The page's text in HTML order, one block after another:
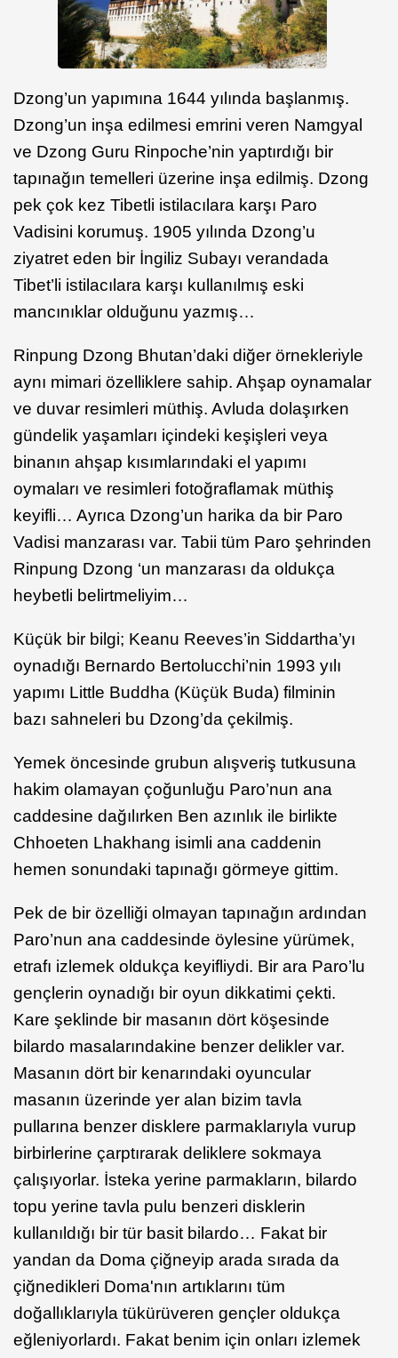
Dzong’un yapımına 1644 yılında başlanmış.
Dzong’un inşa edilmesi emrini veren Namgyal
ve Dzong Guru Rinpoche’nin yaptırdığı bir
tapınağın temelleri üzerine inşa edilmiş. Dzong
pek çok kez Tibetli istilacılara karşı Paro
Vadisini korumuş. 1905 yılında Dzong’u
ziyatret eden bir İngiliz Subayı verandada
Tibet’li istilacılara karşı kullanılmış eski
mancınıklar olduğunu yazmış…
Rinpung Dzong Bhutan’daki diğer örnekleriyle
aynı mimari özelliklere sahip. Ahşap oynamalar
ve duvar resimleri müthiş. Avluda dolaşırken
gündelik yaşamları içindeki keşişleri veya
binanın ahşap kısımlarındaki el yapımı
oymaları ve resimleri fotoğraflamak müthiş
keyifli… Ayrıca Dzong’un harika da bir Paro
Vadisi manzarası var. Tabii tüm Paro şehrinden
Rinpung Dzong ‘un manzarası da oldukça
heybetli belirtmeliyim…
Küçük bir bilgi; Keanu Reeves’in Siddartha’yı
oynadığı Bernardo Bertolucchi’nin 1993 yılı
yapımı Little Buddha (Küçük Buda) filminin
bazı sahneleri bu Dzong’da çekilmiş.
Yemek öncesinde grubun alışveriş tutkusuna
hakim olamayan çoğunluğu Paro’nun ana
caddesine dağılırken Ben azınlık ile birlikte
Chhoeten Lhakhang isimli ana caddenin
hemen sonundaki tapınağı görmeye gittim.
Pek de bir özelliği olmayan tapınağın ardından
Paro’nun ana caddesinde öylesine yürümek,
etrafı izlemek oldukça keyifliydi. Bir ara Paro’lu
gençlerin oynadığı bir oyun dikkatimi çekti.
Kare şeklinde bir masanın dört köşesinde
bilardo masalarındakine benzer delikler var.
Masanın dört bir kenarındaki oyuncular
masanın üzerinde yer alan bizim tavla
pullarına benzer disklere parmaklarıyla vurup
birbirlerine çarptırarak deliklere sokmaya
çalışıyorlar. İsteka yerine parmakların, bilardo
topu yerine tavla pulu benzeri disklerin
kullanıldığı bir tür basit bilardo… Fakat bir
yandan da Doma çiğneyip arada sırada da
çiğnedikleri Doma'nın artıklarını tüm
doğallıklarıyla tükürüveren gençler oldukça
eğleniyorlardı. Fakat benim için onları izlemek